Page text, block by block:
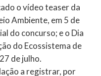
o vídeo teaser da
Ambiente, em 5 de
do concurso; e o Dia
do Ecossistema de
de julho.
a registrar, por